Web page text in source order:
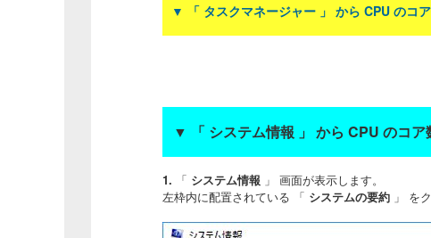
▼ 「 タスクマネージャー 」 から CPU のコ
▼ 「 システム情報 」 から CPU のコ
1. 「 システム情報 」 画面が表示します。
左枠内に配置されている 「 システムの要約 」 を